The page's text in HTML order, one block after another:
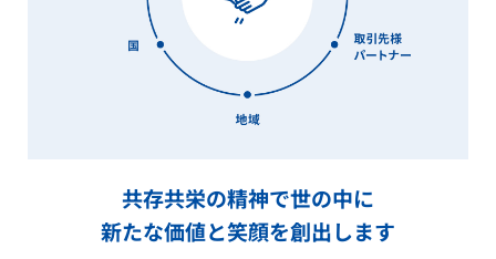
共存共栄の精神で世の中に
新たな価値と笑顔を創出します